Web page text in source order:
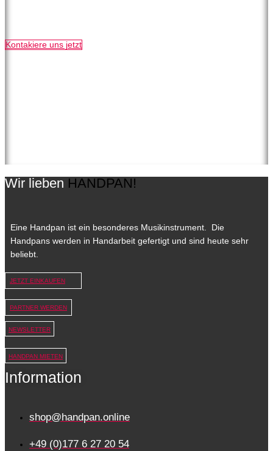
Kontakiere uns jetzt
Wir lieben HANDPAN!
Eine Handpan ist ein besonderes Musikinstrument. Die
Handpans werden in Handarbeit gefertigt und sind heute sehr
beliebt.
JETZT EINKAUFEN
PARTNER WERDEN
NEWSLETTER
HANDPAN MIETEN
Information
shop@handpan.online
+49 (0)177 6 27 20 54